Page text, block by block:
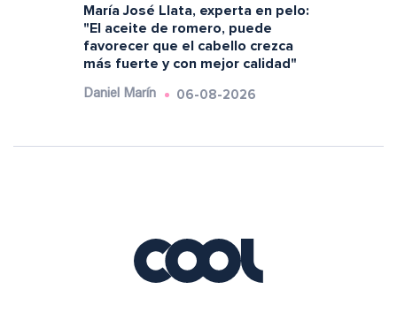
María José Llata, experta en pelo:
"El aceite de romero, puede
favorecer que el cabello crezca
más fuerte y con mejor calidad"
Daniel Marín 06-08-2026